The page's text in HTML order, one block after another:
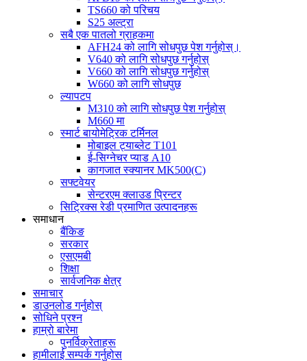
TS660 को परिचय
S25 अल्ट्रा
सबै एक पातलो ग्राहकमा
AFH24 को लागि सोधपुछ पेश गर्नुहोस्।
V640 को लागि सोधपुछ गर्नुहोस्
V660 को लागि सोधपुछ गर्नुहोस्
W660 को लागि सोधपुछ
ल्यापटप
M310 को लागि सोधपुछ पेश गर्नुहोस्
M660 मा
स्मार्ट बायोमेट्रिक टर्मिनल
मोबाइल ट्याब्लेट T101
ई-सिग्नेचर प्याड A10
कागजात स्क्यानर MK500(C)
सफ्टवेयर
सेन्टरएम क्लाउड प्रिन्टर
सिट्रिक्स रेडी प्रमाणित उत्पादनहरू
समाधान
बैंकिङ
सरकार
एसएमबी
शिक्षा
सार्वजनिक क्षेत्र
समाचार
डाउनलोड गर्नुहोस्
सोधिने प्रश्न
हाम्रो बारेमा
पुनर्विक्रेताहरू
हामीलाई सम्पर्क गर्नुहोस